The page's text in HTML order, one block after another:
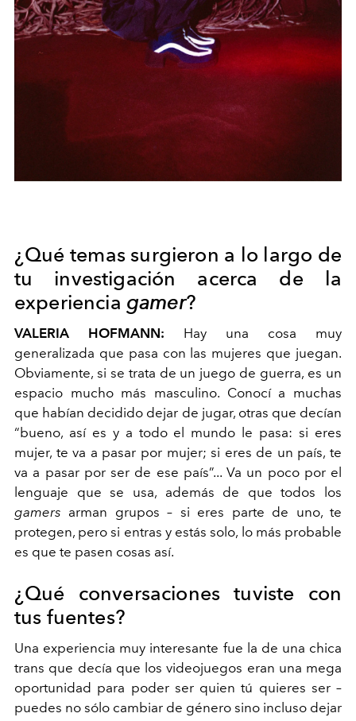
¿Qué temas surgieron a lo largo de
tu investigación acerca de la
experiencia gamer?
VALERIA HOFMANN: Hay una cosa muy
generalizada que pasa con las mujeres que juegan.
Obviamente, si se trata de un juego de guerra, es un
espacio mucho más masculino. Conocí a muchas
que habían decidido dejar de jugar, otras que decían
“bueno, así es y a todo el mundo le pasa: si eres
mujer, te va a pasar por mujer; si eres de un país, te
va a pasar por ser de ese país”... Va un poco por el
lenguaje que se usa, además de que todos los
gamers arman grupos – si eres parte de uno, te
protegen, pero si entras y estás solo, lo más probable
es que te pasen cosas así.
¿Qué conversaciones tuviste con
tus fuentes?
Una experiencia muy interesante fue la de una chica
trans que decía que los videojuegos eran una mega
oportunidad para poder ser quien tú quieres ser –
puedes no sólo cambiar de género sino incluso dejar